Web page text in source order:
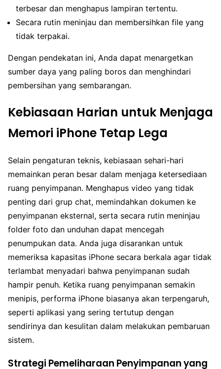
terbesar dan menghapus lampiran tertentu.
Secara rutin meninjau dan membersihkan file yang
tidak terpakai.
Dengan pendekatan ini, Anda dapat menargetkan
sumber daya yang paling boros dan menghindari
pembersihan yang sembarangan.
Kebiasaan Harian untuk Menjaga
Memori iPhone Tetap Lega
Selain pengaturan teknis, kebiasaan sehari-hari
memainkan peran besar dalam menjaga ketersediaan
ruang penyimpanan. Menghapus video yang tidak
penting dari grup chat, memindahkan dokumen ke
penyimpanan eksternal, serta secara rutin meninjau
folder foto dan unduhan dapat mencegah
penumpukan data. Anda juga disarankan untuk
memeriksa kapasitas iPhone secara berkala agar tidak
terlambat menyadari bahwa penyimpanan sudah
hampir penuh. Ketika ruang penyimpanan semakin
menipis, performa iPhone biasanya akan terpengaruh,
seperti aplikasi yang sering tertutup dengan
sendirinya dan kesulitan dalam melakukan pembaruan
sistem.
Strategi Pemeliharaan Penyimpanan yang